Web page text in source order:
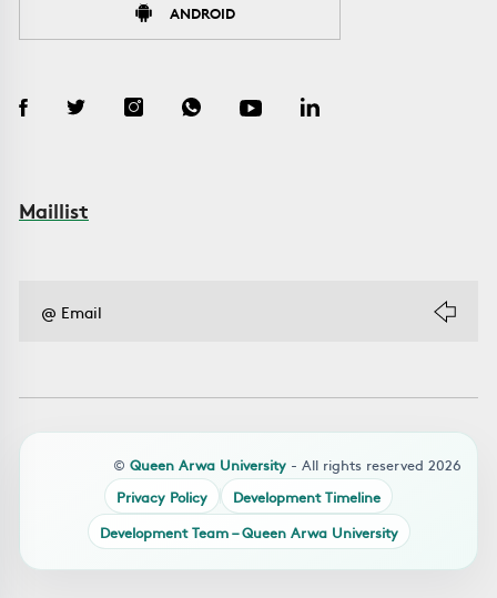
ANDROID
Maillist
© Queen Arwa University - All rights reserved 2026
Privacy Policy
Development Timeline
Development Team – Queen Arwa University